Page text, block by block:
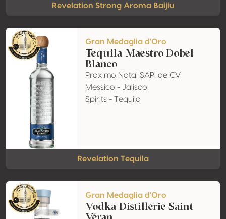
Revelation Strong Aroma Baijiu
Gran Medaglia d'Oro
Tequila Maestro Dobel
Blanco
Proximo Natal SAPI de CV
Messico - Jalisco
Spirits - Tequila
Revelation Tequila
Gran Medaglia d'Oro
Vodka Distillerie Saint